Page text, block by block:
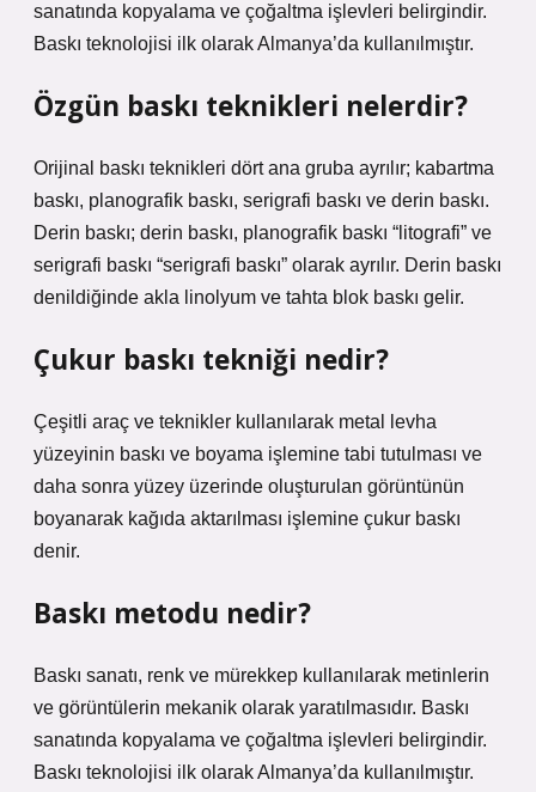
sanatında kopyalama ve çoğaltma işlevleri belirgindir.
Baskı teknolojisi ilk olarak Almanya’da kullanılmıştır.
Özgün baskı teknikleri nelerdir?
Orijinal baskı teknikleri dört ana gruba ayrılır; kabartma
baskı, planografik baskı, serigrafi baskı ve derin baskı.
Derin baskı; derin baskı, planografik baskı “litografi” ve
serigrafi baskı “serigrafi baskı” olarak ayrılır. Derin baskı
denildiğinde akla linolyum ve tahta blok baskı gelir.
Çukur baskı tekniği nedir?
Çeşitli araç ve teknikler kullanılarak metal levha
yüzeyinin baskı ve boyama işlemine tabi tutulması ve
daha sonra yüzey üzerinde oluşturulan görüntünün
boyanarak kağıda aktarılması işlemine çukur baskı
denir.
Baskı metodu nedir?
Baskı sanatı, renk ve mürekkep kullanılarak metinlerin
ve görüntülerin mekanik olarak yaratılmasıdır. Baskı
sanatında kopyalama ve çoğaltma işlevleri belirgindir.
Baskı teknolojisi ilk olarak Almanya’da kullanılmıştır.